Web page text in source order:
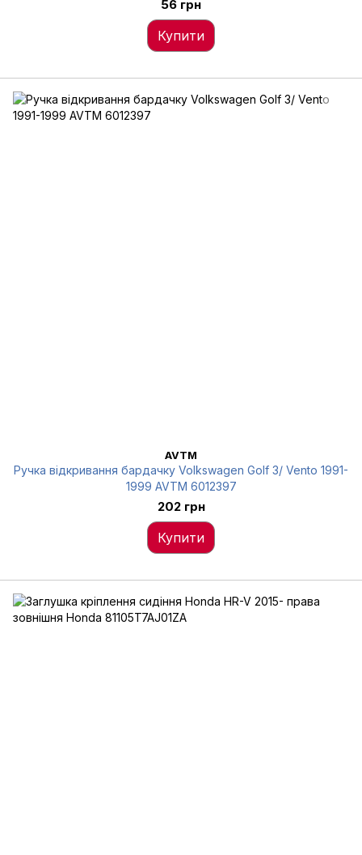
56 грн
Купити
AVTM
Ручка відкривання бардачку Volkswagen Golf 3/ Vento 1991-
1999 AVTM 6012397
202 грн
Купити